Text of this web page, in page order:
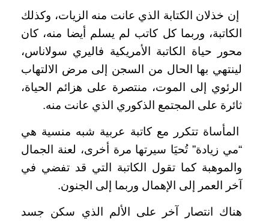
إن خذلان الكتابة الذي عانت منه الزيات، وكذلك
الكاتبة، وربما كل كاتب لم يسلم أيضا منه، كان
محور حياة الكاتبة الأمريكية فاليري سولاناس،
لينتهي بها الحال من السجن إلى مرض الالتهاب
الرئوي إلى الموت، منتصرة على هزائم الحياة،
ثائرة على المجتمع الذكوري الذي عانت منه.
المأساة تتكرر مع كاتبة عربية شبه منسية هي
“مي زيادة” تُحيَا سيرتها مرة أخرى، لعنة الجمال
والموهبة كما تقول الكاتبة التي قد تفضي في
آخر العمر إلى الإهمال وربما إلى الجنون.
هناك انتصار آخر على الألم الذي سكن جسد